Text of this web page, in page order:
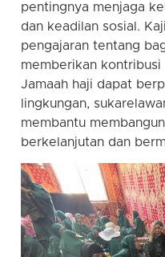
pentingnya menjaga
dan keadilan sosial.
pengajaran tentang
memberikan
Jamaah haji dapat
lingkungan,
membantu
berkelanjutan dan